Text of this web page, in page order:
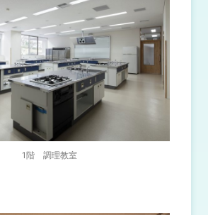
1階 調理教室